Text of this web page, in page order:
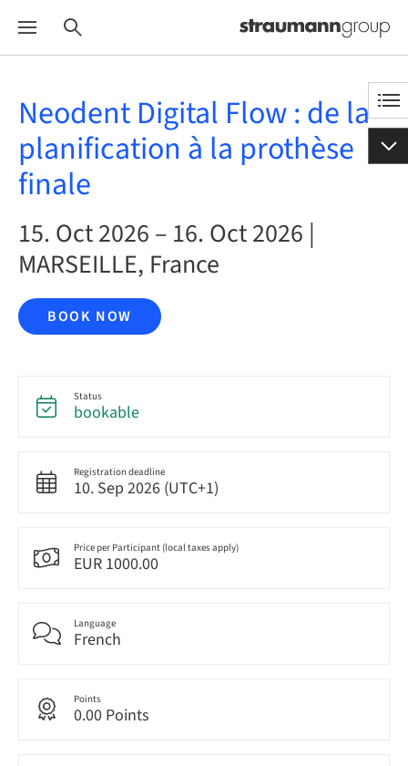
Neodent Digital Flow : de la
planification à la prothèse
finale
15. Oct 2026 – 16. Oct 2026 |
MARSEILLE, France
BOOK NOW
Status
bookable
Registration deadline
10. Sep 2026 (UTC+1)
Price per Participant (local taxes apply)
EUR 1000.00
Language
French
Points
0.00 Points